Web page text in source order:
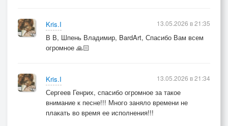
И когда мир сотрётся в беззвучное «всё»,
Лишь с тобой у меня не болит ничего.
Тишина и покой недоступный лимит,
Как птенцы что остались без своих гнёзд,
Я не знаю молитв! Но я знаю одно!
Таймер внутри у ракет! Тик-так щас рванёт!!!
Kris.I
В В, Шпень Владимир, BardArt, Спасибо Вам всем
огромное 🙏🏻
13.05.2026 в 21:35
Kris.I
Сергеев Генрих, спасибо огромное за такое
внимание к песне!!! Много заняло времени не
плакать во время ее исполнения!!!
13.05.2026 в 21:34